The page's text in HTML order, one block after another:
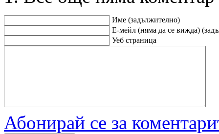
Име (задължително)
Е-мейл (няма да се вижда)
Уеб страница
Абонирай се за